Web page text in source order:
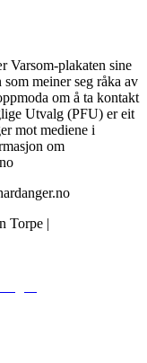
Varsom-plakaten sine
meiner seg råka av
om å ta kontakt
Utvalg (PFU) er eit
mot mediene i
om
Torpe |